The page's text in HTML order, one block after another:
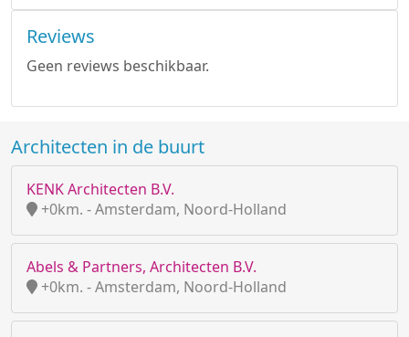
Reviews
Geen reviews beschikbaar.
Architecten in de buurt
KENK Architecten B.V.
+0km. - Amsterdam, Noord-Holland
Abels & Partners, Architecten B.V.
+0km. - Amsterdam, Noord-Holland